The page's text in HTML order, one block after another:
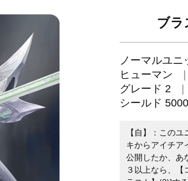
ブラ
ノーマルユニ
ヒューマン
グレード 2
シールド 5000
【自】：この
キからアイチア
公開したか、あ
３以上なら、